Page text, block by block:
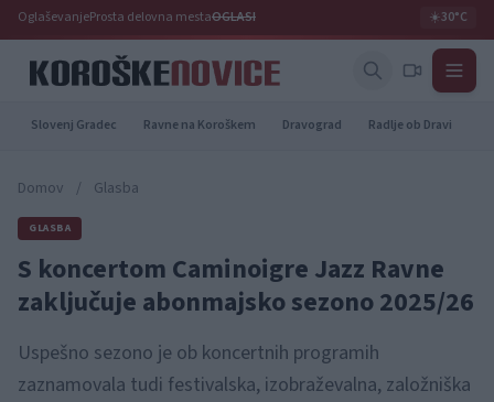
OglaševanjeProsta delovna mestaOGLASI ☀️30°C
Slovenj Gradec Ravne na Koroškem Dravograd Radlje ob Dravi
Domov / Glasba
GLASBA
S koncertom Caminoigre Jazz Ravne
zaključuje abonmajsko sezono 2025/26
Uspešno sezono je ob koncertnih programih
zaznamovala tudi festivalska, izobraževalna, založniška